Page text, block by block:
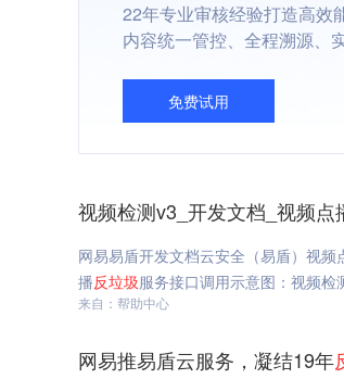
22年专业审核经验打造高效
内容统一管控、全程溯源、
免费试用
视频检测v3_开发文档_视频
网易易盾开发文档云安全（易盾）视频
播反垃圾服务接口调用示意图：视频
来自：帮助中心
网易推易盾云服务，凝结19年